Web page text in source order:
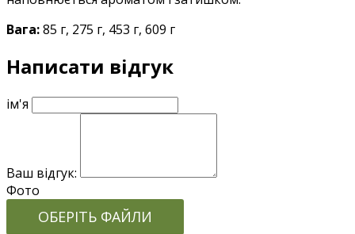
Вага:85 г, 275 г, 453 г, 609 г
Написати відгук
ім'я
Ваш відгук:
Фото
ОБЕРІТЬ ФАЙЛИ